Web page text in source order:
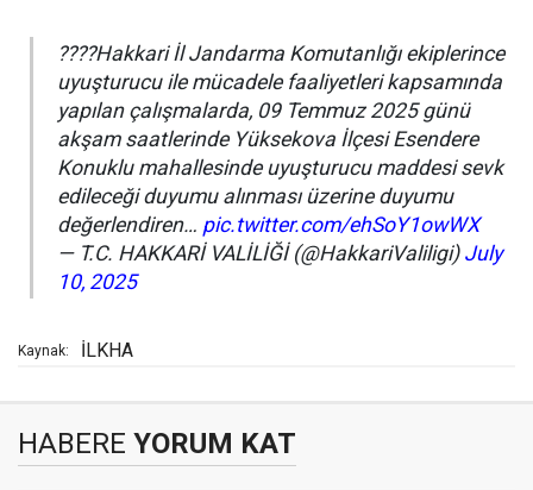
????Hakkari İl Jandarma Komutanlığı ekiplerince
uyuşturucu ile mücadele faaliyetleri kapsamında
yapılan çalışmalarda, 09 Temmuz 2025 günü
akşam saatlerinde Yüksekova İlçesi Esendere
Konuklu mahallesinde uyuşturucu maddesi sevk
edileceği duyumu alınması üzerine duyumu
değerlendiren… pic.twitter.com/ehSoY1owWX
— T.C. HAKKARİ VALİLİĞİ (@HakkariValiligi) July
10, 2025
Kaynak: İLKHA
HABERE YORUM KAT